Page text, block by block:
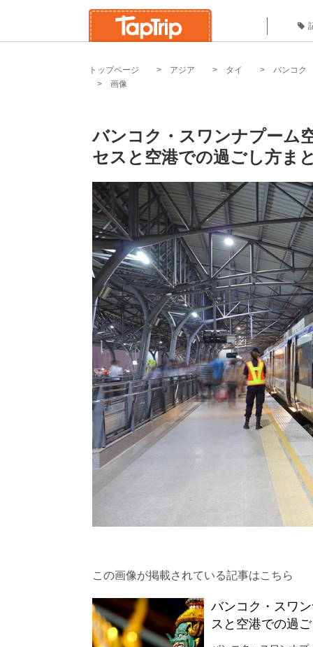
トップページ アジア タイ
バンコク
画像
バンコク・スワンナプーム
セスと空港での過ごし方ま
この画像が掲載されている記事はこちら
バンコク・スワ
スと空港での過